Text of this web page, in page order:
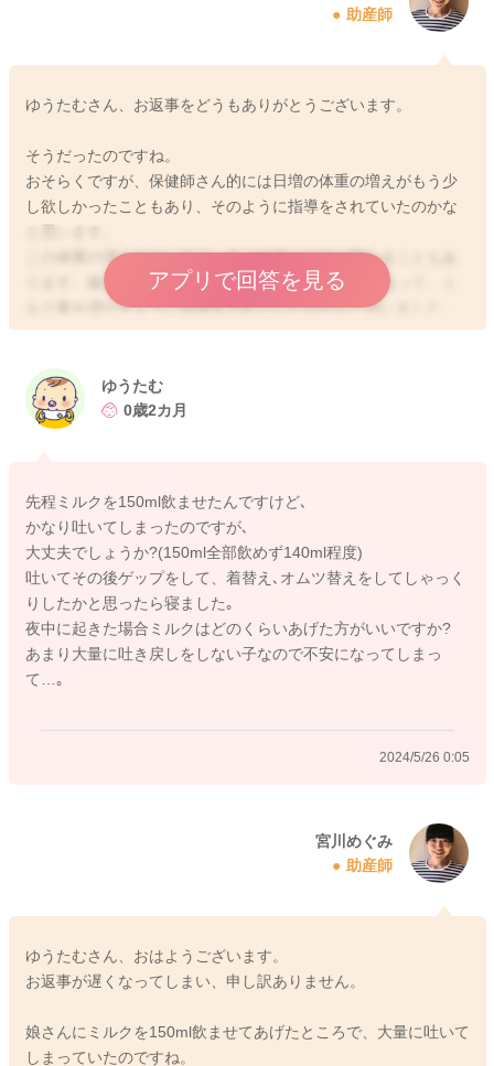
どうぞよろしくお願いします。
助産師
ゆうたむさん、お返事をどうもありがとうございます。
そうだったのですね。
おそらくですが、保健師さん的には日増の体重の増えがもう少
し欲しかったこともあり、そのように指導をされていたのかな
この体重の増えについては、多少評価の仕方が変わることもあ
ります。厳しめにみる方は少なく感じられることもあって、ミ
ルク量を増やすように指導をされていたのかなと思いました。
しかし今のリズム、ペースで順調に機嫌よく過ごせて、夜も眠
ってくれているようでしたら、今のペースでしばらく続けられ
るのも良いのかなとは思います。
アプリで回答を見る
2024/5/25 23:36
ゆうたむ
0歳2カ月
先程ミルクを150ml飲ませたんですけど､
かなり吐いてしまったのですが､
大丈夫でしょうか?(150ml全部飲めず140ml程度)
吐いてその後ゲップをして、着替え､オムツ替えをしてしゃっく
りしたかと思ったら寝ました｡
夜中に起きた場合ミルクはどのくらいあげた方がいいですか?
あまり大量に吐き戻しをしない子なので不安になってしまっ
て…｡
2024/5/26 0:05
宮川めぐみ
助産師
ゆうたむさん、おはようございます。
お返事が遅くなってしまい、申し訳ありません。
娘さんにミルクを150ml飲ませてあげたところで、大量に吐いて
しまっていたのですね。